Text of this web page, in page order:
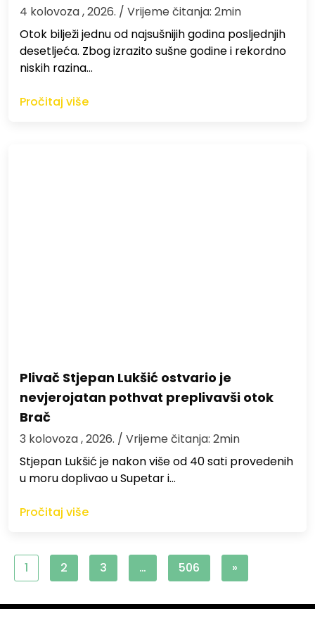
4 kolovoza , 2026. / Vrijeme čitanja: 2min
Otok bilježi jednu od najsušnijih godina posljednjih
desetljeća. Zbog izrazito sušne godine i rekordno
niskih razina…
Pročitaj više
Plivač Stjepan Lukšić ostvario je
nevjerojatan pothvat preplivavši otok
Brač
3 kolovoza , 2026. / Vrijeme čitanja: 2min
St​jepan Lukšić je nakon više od 40 sati provedenih
u moru doplivao u Supetar i…
Pročitaj više
1 2 3 … 506 »